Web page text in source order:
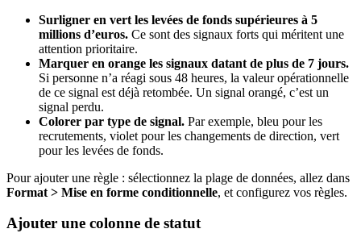
Surligner en vert les levées de fonds supérieures à 5
millions d’euros. Ce sont des signaux forts qui méritent une
attention prioritaire.
Marquer en orange les signaux datant de plus de 7 jours.
Si personne n’a réagi sous 48 heures, la valeur opérationnelle
de ce signal est déjà retombée. Un signal orangé, c’est un
signal perdu.
Colorer par type de signal. Par exemple, bleu pour les
recrutements, violet pour les changements de direction, vert
pour les levées de fonds.
Pour ajouter une règle : sélectionnez la plage de données, allez dans
Format > Mise en forme conditionnelle, et configurez vos règles.
Ajouter une colonne de statut